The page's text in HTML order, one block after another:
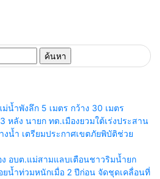
น้ำพังลึก 5 เมตร กว้าง 30 เมตร
หลัง นายก ทต.เมืองยวมใต้เร่งประสาน
งน้ำ เตรียมประกาศเขตภัยพิบัติช่วย
อบต.แม่สามแลบเตือนชาวริมน้ำยก
น้ำท่วมหนักเมื่อ 2 ปีก่อน จัดชุดเคลื่อนที่